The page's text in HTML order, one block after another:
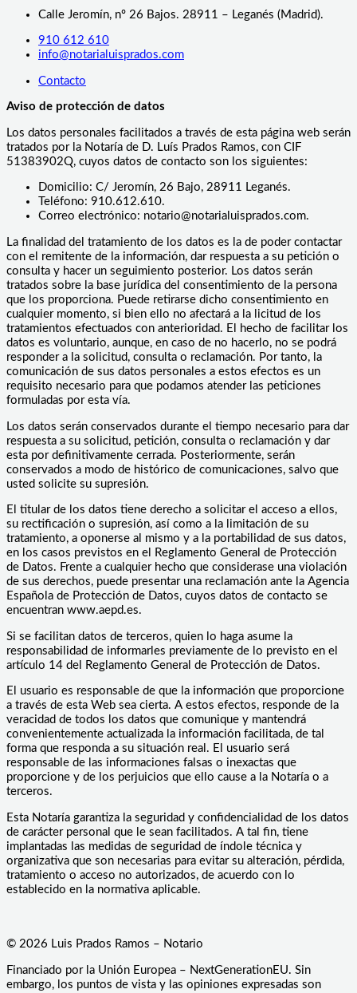
Calle Jeromín, nº 26 Bajos. 28911 – Leganés (Madrid).
910 612 610
info@notarialuisprados.com
Contacto
Aviso de protección de datos
Los datos personales facilitados a través de esta página web serán
tratados por la Notaría de D. Luís Prados Ramos, con CIF
51383902Q, cuyos datos de contacto son los siguientes:
Domicilio: C/ Jeromín, 26 Bajo, 28911 Leganés.
Teléfono: 910.612.610.
Correo electrónico: notario@notarialuisprados.com.
La finalidad del tratamiento de los datos es la de poder contactar
con el remitente de la información, dar respuesta a su petición o
consulta y hacer un seguimiento posterior. Los datos serán
tratados sobre la base jurídica del consentimiento de la persona
que los proporciona. Puede retirarse dicho consentimiento en
cualquier momento, si bien ello no afectará a la licitud de los
tratamientos efectuados con anterioridad. El hecho de facilitar los
datos es voluntario, aunque, en caso de no hacerlo, no se podrá
responder a la solicitud, consulta o reclamación. Por tanto, la
comunicación de sus datos personales a estos efectos es un
requisito necesario para que podamos atender las peticiones
formuladas por esta vía.
Los datos serán conservados durante el tiempo necesario para dar
respuesta a su solicitud, petición, consulta o reclamación y dar
esta por definitivamente cerrada. Posteriormente, serán
conservados a modo de histórico de comunicaciones, salvo que
usted solicite su supresión.
El titular de los datos tiene derecho a solicitar el acceso a ellos,
su rectificación o supresión, así como a la limitación de su
tratamiento, a oponerse al mismo y a la portabilidad de sus datos,
en los casos previstos en el Reglamento General de Protección
de Datos. Frente a cualquier hecho que considerase una violación
de sus derechos, puede presentar una reclamación ante la Agencia
Española de Protección de Datos, cuyos datos de contacto se
encuentran www.aepd.es.
Si se facilitan datos de terceros, quien lo haga asume la
responsabilidad de informarles previamente de lo previsto en el
artículo 14 del Reglamento General de Protección de Datos.
El usuario es responsable de que la información que proporcione
a través de esta Web sea cierta. A estos efectos, responde de la
veracidad de todos los datos que comunique y mantendrá
convenientemente actualizada la información facilitada, de tal
forma que responda a su situación real. El usuario será
responsable de las informaciones falsas o inexactas que
proporcione y de los perjuicios que ello cause a la Notaría o a
terceros.
Esta Notaría garantiza la seguridad y confidencialidad de los datos
de carácter personal que le sean facilitados. A tal fin, tiene
implantadas las medidas de seguridad de índole técnica y
organizativa que son necesarias para evitar su alteración, pérdida,
tratamiento o acceso no autorizados, de acuerdo con lo
establecido en la normativa aplicable.
© 2026 Luis Prados Ramos – Notario
Financiado por la Unión Europea – NextGenerationEU. Sin
embargo, los puntos de vista y las opiniones expresadas son